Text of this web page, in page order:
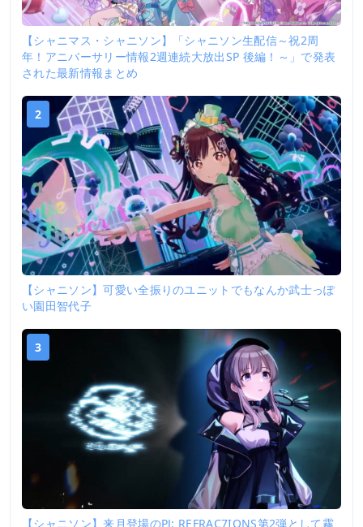
【シャニマス・シャニソン】「シャニソン生配信～祝2周
年！アニバーサリー情報2週連続大放出SP 後編！～」で発表
された最新情報まとめ
2
【シャニソン】可愛い全振りのユニットでもなんか武士っぽ
い園田智代子
3
【シャニソン】来月登場のPJ: REFRAC7IONS第2弾として霧